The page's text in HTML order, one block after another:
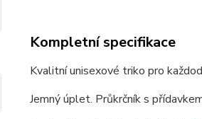
Kompletní specifikace
Kvalitní unisexové triko pro
Jemný úplet. Průkrčník s